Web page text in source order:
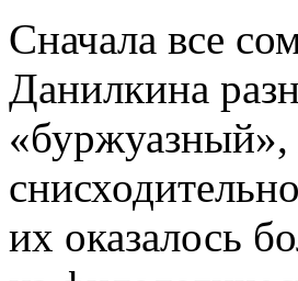
Сначала все
Данилкина
«буржуазный»,
их оказалось